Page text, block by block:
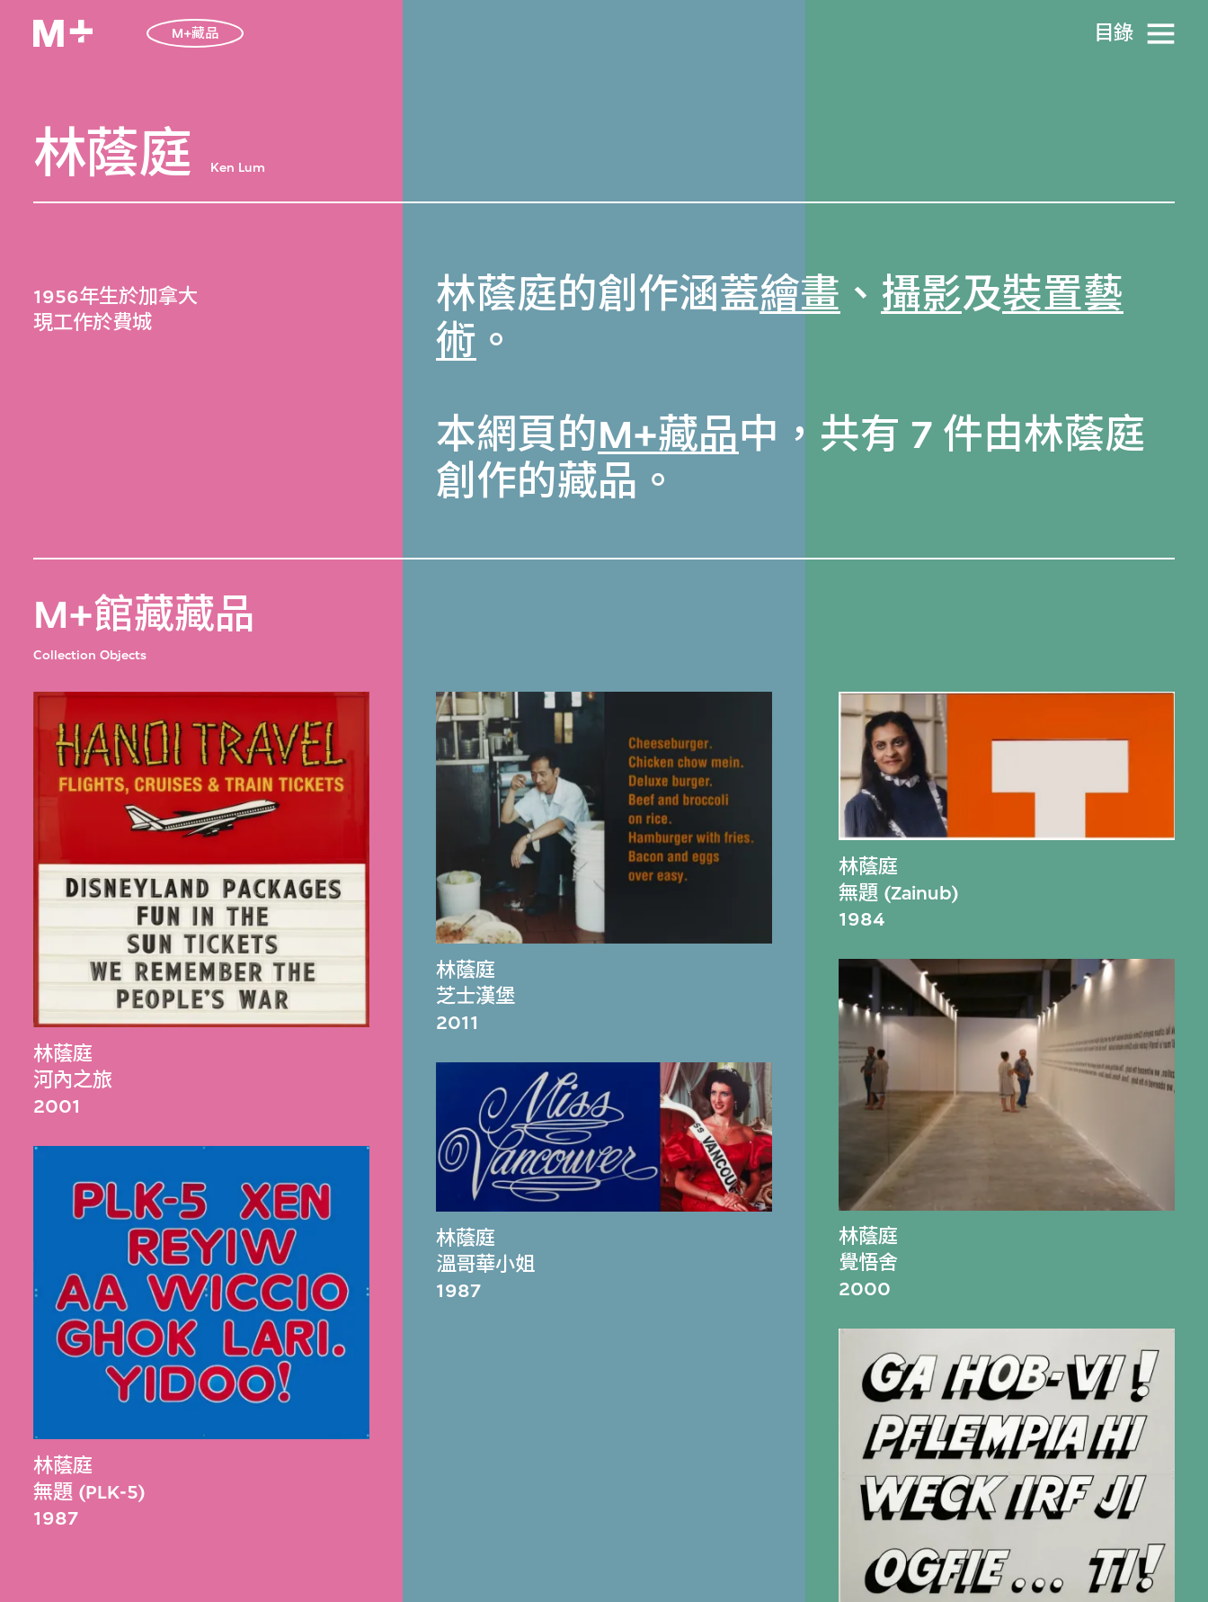
M+藏品 目​錄
林蔭庭 Ken Lum
1956年生於加拿大
現工作於費城
林蔭庭的創作涵蓋繪畫 、 攝影及裝置藝
術 。
本網頁的M+藏品中，共有 7 件由林蔭庭
創作的藏品。
M+館藏藏品
Collection Objects
林蔭庭
河內之旅
2001
林蔭庭
無題 (PLK-5)
1987
林蔭庭
芝士漢堡
2011
林蔭庭
溫哥華小姐
1987
林蔭庭
無題 (Zainub)
1984
林蔭庭
覺悟舍
2000